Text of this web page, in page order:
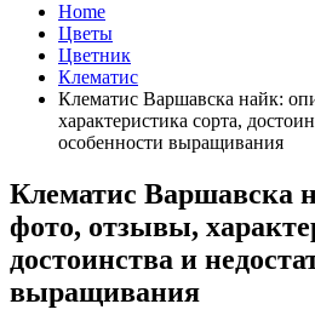
Home
Цветы
Цветник
Клематис
Клематис Варшавска найк:
характеристика сорта,
особенности выращивания
Клематис Варшавска
фото, отзывы,
достоинства и
выращивания